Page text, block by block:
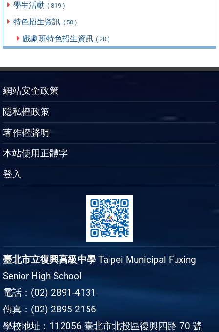
學生活動 ( 819 )
特色招生資訊 ( 50 )
戲劇班特色招生資訊 ( 20 )
網站安全政策
隱私權政策
著作權聲明
本站使用正體字
登入
臺北市立復興高級中學 Taipei Municipal Fuxing
Senior High School
電話：(02) 2891-4131
傳真：(02) 2895-2156
學校地址：112056 臺北市北投區復興四路 70 號